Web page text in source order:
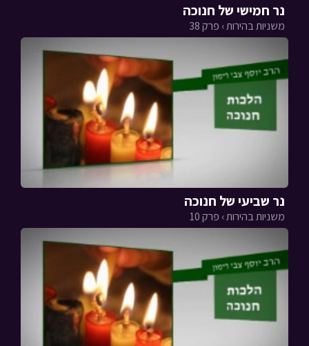
נר חמישי של חנוכה
משניות בהירות › פרק 38
נר שביעי של חנוכה
משניות בהירות › פרק 10